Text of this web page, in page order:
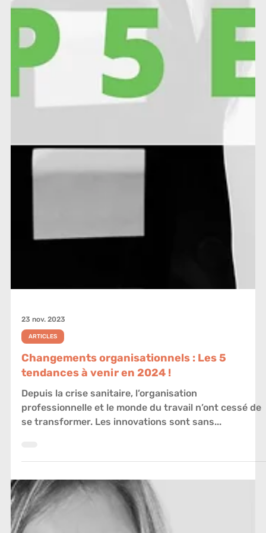
23 nov. 2023
ARTICLES
Changements organisationnels : Les 5
tendances à venir en 2024 !
Depuis la crise sanitaire, l’organisation
professionnelle et le monde du travail n’ont cessé de